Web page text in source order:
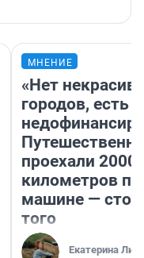
МНЕНИЕ
«Нет
городов, есть
проехали 2000
километров по
машине —
того
Екатерина